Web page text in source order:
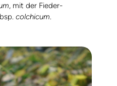
, mit der Fieder-
colchicum